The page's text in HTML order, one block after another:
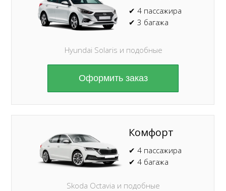
Оформить заказ
Hyundai Solaris и подобные
✔ 4 пассажира
✔ 3 багажа
Комфорт
Skoda Octavia и подобные
✔ 4 пассажира
✔ 4 багажа